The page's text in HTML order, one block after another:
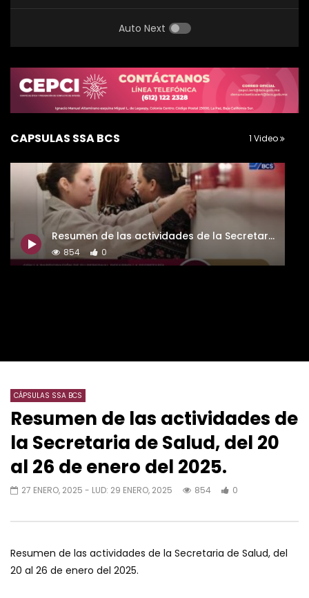
Auto Next
CÁPSULAS SSA BCS 1 Video
Resumen de las actividades de la Secretaria de Salud, del 20 al 26 de enero del 2025.
854 0
CÁPSULAS SSA BCS
Resumen de las actividades de
la Secretaria de Salud, del 20
al 26 de enero del 2025.
27 ENERO, 2025 - LUD: 29 ENERO, 2025 854 0
Resumen de las actividades de la Secretaria de Salud, del
20 al 26 de enero del 2025.